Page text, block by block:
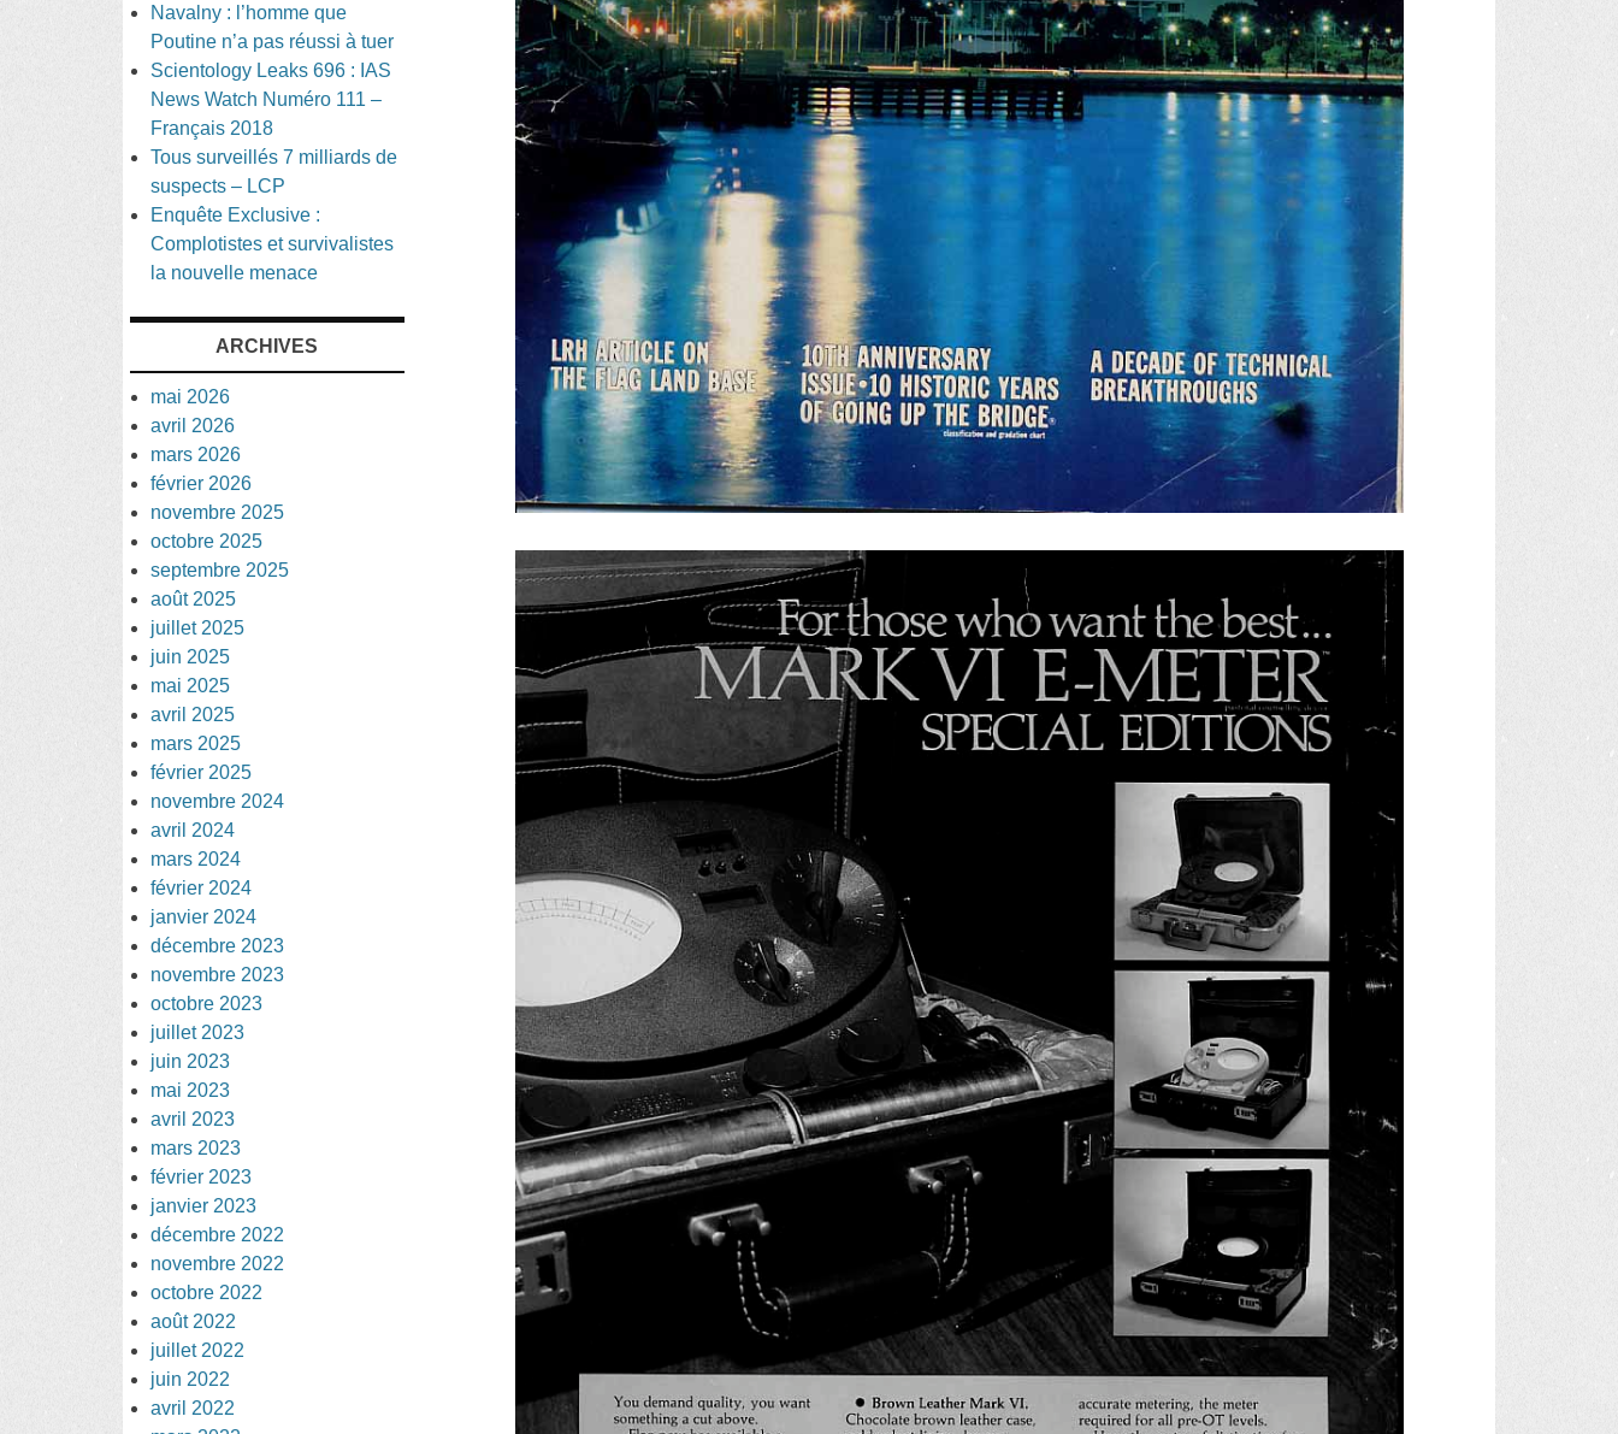
Navalny : l’homme que
Poutine n’a pas réussi à tuer
Scientology Leaks 696 : IAS
News Watch Numéro 111 –
Français 2018
Tous surveillés 7 milliards de
suspects – LCP
Enquête Exclusive :
Complotistes et survivalistes
la nouvelle menace
ARCHIVES
mai 2026
avril 2026
mars 2026
février 2026
novembre 2025
octobre 2025
septembre 2025
août 2025
juillet 2025
juin 2025
mai 2025
avril 2025
mars 2025
février 2025
novembre 2024
avril 2024
mars 2024
février 2024
janvier 2024
décembre 2023
novembre 2023
octobre 2023
juillet 2023
juin 2023
mai 2023
avril 2023
mars 2023
février 2023
janvier 2023
décembre 2022
novembre 2022
octobre 2022
août 2022
juillet 2022
juin 2022
avril 2022